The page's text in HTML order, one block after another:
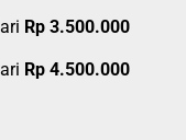
Rp 3.500.000
Rp 4.500.000